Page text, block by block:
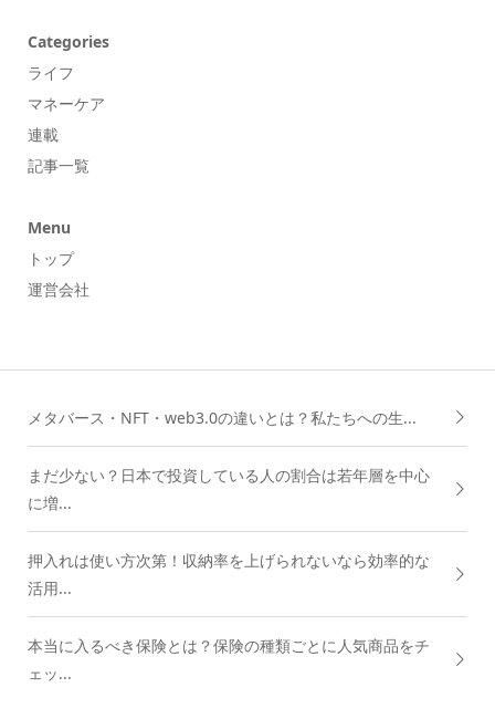
Categories
ライフ
マネーケア
連載
記事一覧
Menu
トップ
運営会社
メタバース・NFT・web3.0の違いとは？私たちへの生...
まだ少ない？日本で投資している人の割合は若年層を中心
に増...
押入れは使い方次第！収納率を上げられないなら効率的な
活用...
本当に入るべき保険とは？保険の種類ごとに人気商品をチ
ェッ...